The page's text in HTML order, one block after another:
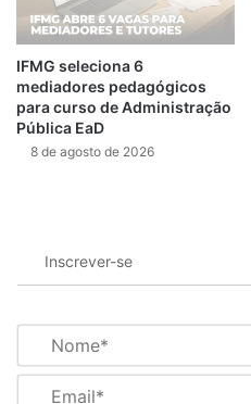
IFMG seleciona 6
mediadores pedagógicos
para curso de Administração
Pública EaD
8 de agosto de 2026
Inscrever-se